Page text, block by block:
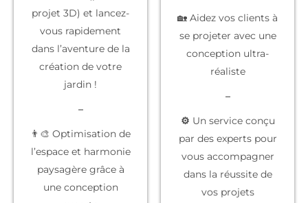
projet 3D) et lancez-
vous rapidement
dans l’aventure de la
création de votre
jardin !
–
👨‍🎨 Optimisation de
l’espace et harmonie
paysagère grâce à
une conception
🏡 Aidez vos clients à
se projeter avec une
conception ultra-
réaliste
–
⚙️ Un service conçu
par des expertspour
vous accompagner
dans la réussite de
vos projets